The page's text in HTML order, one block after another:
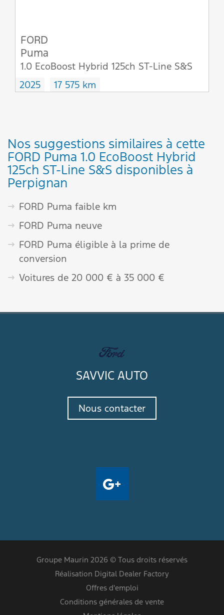
FORD
Puma
1.0 EcoBoost Hybrid 125ch ST-Line S&S
2025
17 575 km
Nos suggestions similaires à cette
FORD Puma 1.0 EcoBoost Hybrid
125ch ST-Line S&S disponibles à
Perpignan
FORD Puma faible km
FORD Puma neuve
FORD Puma éligible à la prime de
conversion
Voitures de 20 000 € à 35 000 €
SAVVIC AUTO
Nous contacter
Groupe Maurin 2026 © Tous droits réservés
Réalisation Digital Dealer Factory
Offres d'emploi
Conditions générales de vente